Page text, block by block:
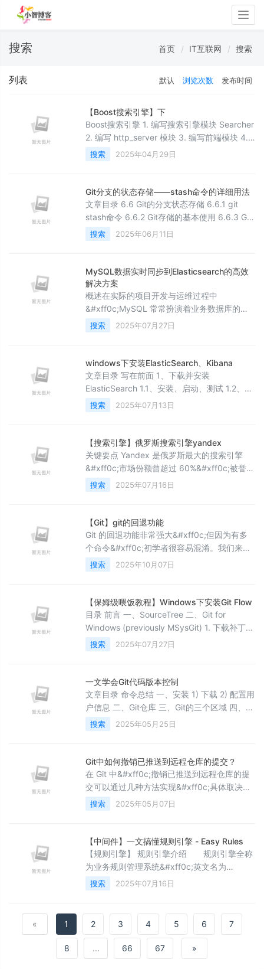
搜索 首页 IT互联网 搜索
列表 默认 浏览次数 发布时间
【Boost搜索引擎】下
Boost搜索引擎 1. 编写搜索引擎模块 Searcher
2. 编写 http_server 模块 3. 编写前端模块 4.
添加日志 5. 补充 去掉暂停词 6. 项目扩展方向
1. 编写搜索引擎模块 Searcher这一模块主要提
http请求通过Get方法提交的搜索关键字
&#xff0c;然后对关键字进行分词&#xff0c;先在
搜索 2025年04月29日
Git分支的状态存储——stash命令的详细用法
文章目录 6.6 Git的分支状态存储 6.6.1 git
stash命令 6.6.2 Git存储的基本使用 6.6.3 Git
存储的其他用法 6.6.4 Git存储与暂存区 6.6.5
Git存储的原理 &#x1f389;强力推荐一本【清华
学者Git书籍&#x1f389;&#x1f449;&#x1f680;
《
搜索 2025年06月11日
MySQL数据实时同步到Elasticsearch的高效
解决方案
概述在实际的项目开发与运维过程中
&#xff0c;MySQL 常常扮演着业务数据库的核
心角色&#xff0c;以其强大的事务处理能力和数
据完整性保障&#xff0c;支撑着系统的稳定运
询复杂度的不断提升&#xff0c;单一依赖
MySQL 进行高效的数据检索显得日益吃力
&#xff0c;尤其是在面对海量数据的复杂查询场
景时&#xff0c;性能瓶颈愈发凸显。为
搜索 2025年07月27日
windows下安装ElasticSearch、Kibana
文章目录 写在前面 1、下载并安装
ElasticSearch 1.1、安装、启动、测试 1.2、登
录与密码重置 1.3、es文件目录结构 2、安装插
件 3、本地模拟启动多个ES节点 4、 Kibana的
4.3、API 测试工具 写在前面ElasticSearch
7.0开始内置了java环境本文下载的是
搜索 2025年07月13日
【搜索引擎】俄罗斯搜索引擎yandex
关键要点 Yandex 是俄罗斯最大的搜索引擎
&#xff0c;市场份额曾超过 60%&#xff0c;被誉
为“俄罗斯的谷歌”。 它提供多样化服务
&#xff0c;包括搜索、电子邮件、云存储、地图
2024 年&#xff0c;Yandex 经历分拆&#xff0c;
俄罗斯业务由本土财团收购&#xff0c;荷兰总部
更名为 Nebius Group。 2025 年
搜索 2025年07月16日
【Git】git的回退功能
Git 的回退功能非常强大&#xff0c;但因为有多
个命令&#xff0c;初学者很容易混淆。我们来系
统地梳理一下最核心的几个“回退”指令
&#xff1a;git reset、git revert 和 git restore。
心区别&#xff1a;reset vs revert 这是最重要的
区别&#xff0c;理解了它就理解了 Git 回退的精
髓&#xff1a
搜索 2025年10月07日
【保姆级喂饭教程】Windows下安装Git Flow
目录 前言 一、SourceTree 二、Git for
Windows (previously MSysGit) 1. 下载补丁
1.1 getopt.exe 1.2 libintl3.dll 1.3 libiconv2.dll
1.4 安装补丁 2. 安装Git Flow 3. 测试 3.1 初始
3.3
搜索 2025年07月27日
一文学会Git代码版本控制
文章目录 命令总结 一、安装 1) 下载 2) 配置用
户信息 二、Git仓库 三、Git的三个区域 四、文
件状态 五、暂存区使用 六、Git回退版本 七、
忽略文件 八、分支 1) 创建分支 2) 合并分支
克隆远程仓库 十二、拉取远程仓库 命令总结
命令 作用 注意 git -v 查看 git 版本
搜索 2025年05月25日
Git中如何撤销已推送到远程仓库的提交？
在 Git 中&#xff0c;撤销已推送到远程仓库的提
交可以通过几种方法实现&#xff0c;具体取决于
你希望达到的效果。以下是几种常见的方法
&#xff1a; 1. 回退到之前的提交&#xff08;保留历
&#xff0c;但保留该提交的历史记录。 方法 找
到要回退到的提交&#xff1a; 使用 git log 命令
找到你要回退到的提交的哈希值。 git
搜索 2025年05月07日
【中间件】一文搞懂规则引擎 - Easy Rules
【规则引擎】 规则引擎介绍 规则引擎全称
为业务规则管理系统&#xff0c;英⽂名为
BRMS&#xff08;即 Business Rule
Management System&#xff09;。规则引擎的
出来&#xff0c;并使用预定义的语义模块编写业
用户或开发者在需要时进行配置、管理。 需要
搜索 2025年07月16日
« 1 2 3 4 5 6 7
8 ... 66 67 »